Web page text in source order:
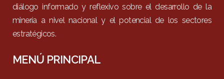
diálogo informado y reflexivo sobre el desarrollo de la
minería a nivel nacional y el potencial de los sectores
estratégicos.
MENÚ PRINCIPAL